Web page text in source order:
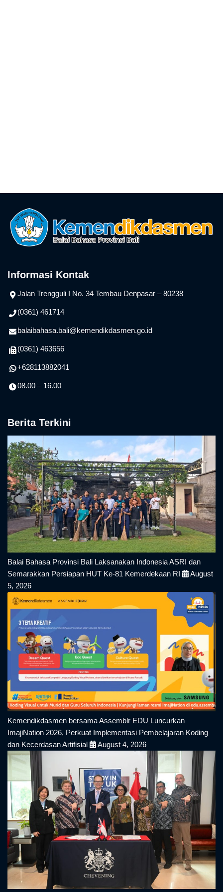
Informasi Kontak
Jalan Trengguli I No. 34 Tembau Denpasar – 80238
(0361) 461714
balaibahasa.bali@kemendikdasmen.go.id
(0361) 463656
+628113882041
08.00 – 16.00
Berita Terkini
Balai Bahasa Provinsi Bali Laksanakan Indonesia ASRI dan
Semarakkan Persiapan HUT Ke-81 Kemerdekaan RI
August
5, 2026
Kemendikdasmen bersama Assemblr EDU Luncurkan
ImajiNation 2026, Perkuat Implementasi Pembelajaran Koding
dan Kecerdasan Artifisial
August 4, 2026